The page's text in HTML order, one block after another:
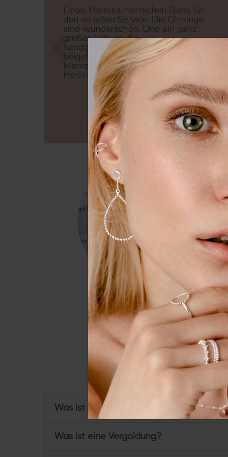
Zurück
Du hast weitere
Was ist Sterling Silber und wofür steht
Was ist eine Vergoldung?
Wir nutzen Cookies auf
Erfahrung zu verbessern.
Externe
Alle